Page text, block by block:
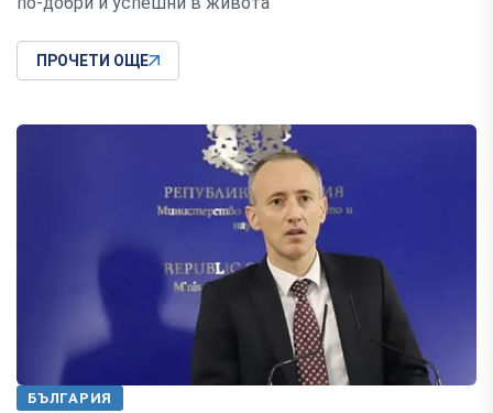
ПРОЧЕТИ ОЩЕ
БЪЛГАРИЯ